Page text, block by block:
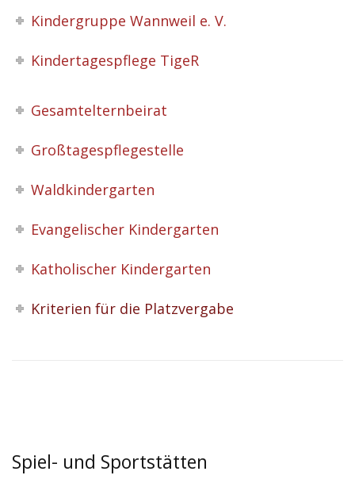
Kindergruppe Wannweil e. V.
Kindertagespflege TigeR
Gesamtelternbeirat
Großtagespflegestelle
Waldkindergarten
Evangelischer Kindergarten
Katholischer Kindergarten
Kriterien für die Platzvergabe
Spiel- und Sportstätten